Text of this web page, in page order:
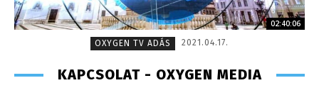
02:40:06
OXYGEN TV ADÁS
2021.04.17.
KAPCSOLAT - OXYGEN MEDIA